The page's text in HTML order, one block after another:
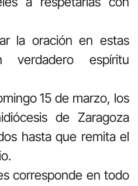
la oración en estas
verdadero espíritu
15 de marzo, los
de Zaragoza
hasta que remita el
corresponde en todo